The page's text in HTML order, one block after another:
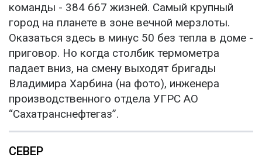
команды - 384 667 жизней. Самый крупный
город на планете в зоне вечной мерзлоты.
Оказаться здесь в минус 50 без тепла в доме -
приговор. Но когда столбик термометра
падает вниз, на смену выходят бригады
Владимира Харбина (на фото), инженера
производственного отдела УГРС АО
“Сахатранснефтегаз”.
СЕВЕР